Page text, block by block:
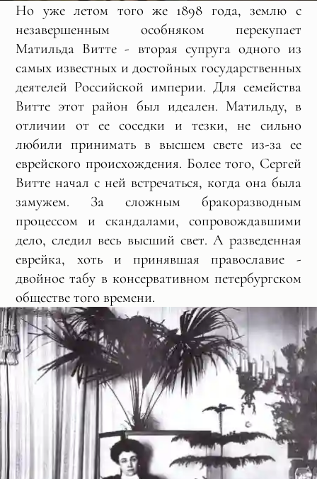
Но уже летом того же 1898 года, землю с
незавершенным особняком перекупает
Матильда Витте - вторая супруга одного из
самых известных и достойных государственных
деятелей Российской империи. Для семейства
Витте этот район был идеален. Матильду, в
отличии от ее соседки и тезки, не сильно
любили принимать в высшем свете из-за ее
еврейского происхождения. Более того, Сергей
Витте начал с ней встречаться, когда она была
замужем. За сложным бракоразводным
процессом и скандалами, сопровождавшими
дело, следил весь высший свет. А разведенная
еврейка, хоть и принявшая православие -
двойное табу в консервативном петербургском
обществе того времени.